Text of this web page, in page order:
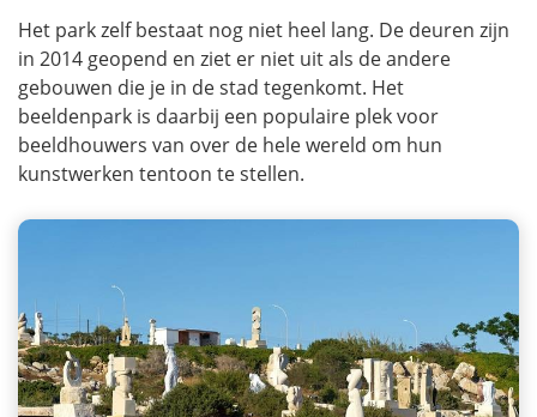
Het park zelf bestaat nog niet heel lang. De deuren zijn
in 2014 geopend en ziet er niet uit als de andere
gebouwen die je in de stad tegenkomt. Het
beeldenpark is daarbij een populaire plek voor
beeldhouwers van over de hele wereld om hun
kunstwerken tentoon te stellen.